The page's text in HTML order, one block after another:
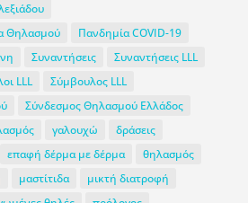
Θηλασμού
Πανδημία COVID-19
Συναντήσεις
Συναντήσεις LLL
LLL
Σύμβουλος LLL
Σύνδεσμος Θηλασμού Ελλάδος
γαλουχώ
δράσεις
επαφή δέρμα με δέρμα
θηλασμός
μαστίτιδα
μικτή διατροφή